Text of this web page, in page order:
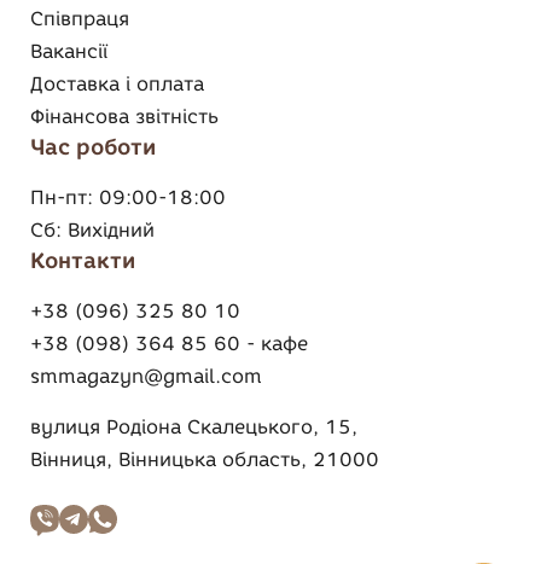
Співпраця
Вакансії
Доставка і оплата
Фінансова звітність
Час роботи
Пн-пт: 09:00-18:00
Сб: Вихідний
Контакти
+38 (096) 325 80 10
+38 (098) 364 85 60 - кафе
smmagazyn@gmail.com
вулиця Родіона Скалецького, 15,
Вінниця, Вінницька область, 21000